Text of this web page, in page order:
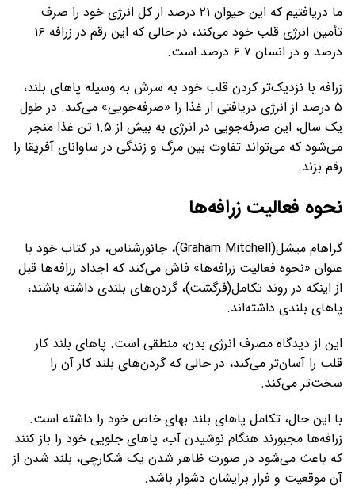
ما دریافتیم که این حیوان ۲۱ درصد از کل انرژی خود را صرف
تأمین انرژی قلب خود می‌کند، در حالی که این رقم در زرافه ۱۶
درصد و در انسان ۶.۷ درصد است.
زرافه با نزدیک‌تر کردن قلب خود به سرش به وسیله پاهای بلند،
۵ درصد از انرژی دریافتی از غذا را «صرفه‌جویی» می‌کند. در طول
یک سال، این صرفه‌جویی در انرژی به بیش از ۱.۵ تن غذا منجر
می‌شود که می‌تواند تفاوت بین مرگ و زندگی در ساوانای آفریقا را
رقم بزند.
نحوه فعالیت زرافه‌ها
گراهام میشل(Graham Mitchell)، جانورشناس، در کتاب خود با
عنوان «نحوه فعالیت زرافه‌ها» فاش می‌کند که اجداد زرافه‌ها قبل
از اینکه در روند تکامل(فرگشت)، گردن‌های بلندی داشته باشند،
پاهای بلندی داشته‌اند.
این از دیدگاه مصرف انرژی بدن، منطقی است. پاهای بلند کار
قلب را آسان‌تر می‌کند، در حالی که گردن‌های بلند کار آن را
سخت‌تر می‌کند.
با این حال، تکامل پاهای بلند بهای خاص خود را داشته است.
زرافه‌ها مجبورند هنگام نوشیدن آب، پاهای جلویی خود را باز کنند
که باعث می‌شود در صورت ظاهر شدن یک شکارچی، بلند شدن از
آن موقعیت و فرار برایشان دشوار باشد.